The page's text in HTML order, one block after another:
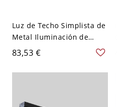
Luz de Techo Simplista de
Metal Iluminación de
Techo LED Rectangular en
Negro para Cuarto -
Negro 110 A 120 V Blanco
83,53 €